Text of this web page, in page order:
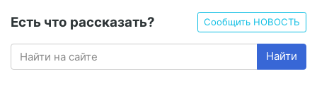
Есть что рассказать? Сообщить НОВОСТЬ
Найти